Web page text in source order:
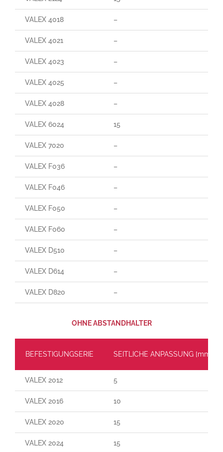
VALEX 4018 –
VALEX 4021 –
VALEX 4023 –
VALEX 4025 –
VALEX 4028 –
VALEX 6024 15
VALEX 7020 –
VALEX F036 –
VALEX F046 –
VALEX F050 –
VALEX F060 –
VALEX D510 –
VALEX D614 –
VALEX D820 –
OHNE ABSTANDHALTER
BEFESTIGUNGSERIE SEITLICHE ANPASSUNG [mm]
VALEX 2012 5
VALEX 2016 10
VALEX 2020 15
VALEX 2024 15